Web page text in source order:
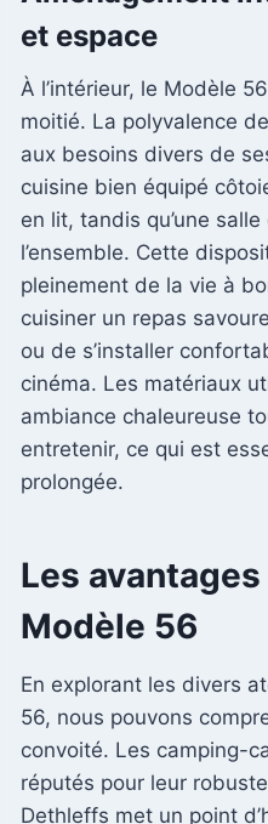
et espace
À l’intérieur, le Modèle
moitié. La polyvalence
aux besoins divers de
cuisine bien équipé
en lit, tandis qu’une
l’ensemble. Cette
pleinement de la vie à
cuisiner un repas
ou de s’installer
cinéma. Les matériaux
ambiance chaleureuse
entretenir, ce qui est
prolongée.
Les
Modèle 56
En explorant les divers
56, nous pouvons
convoité. Les camping-
réputés pour leur
Dethleffs met un point